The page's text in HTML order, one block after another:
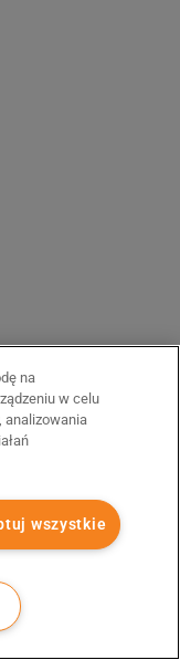
na
w celu
analizowania
wszystkie